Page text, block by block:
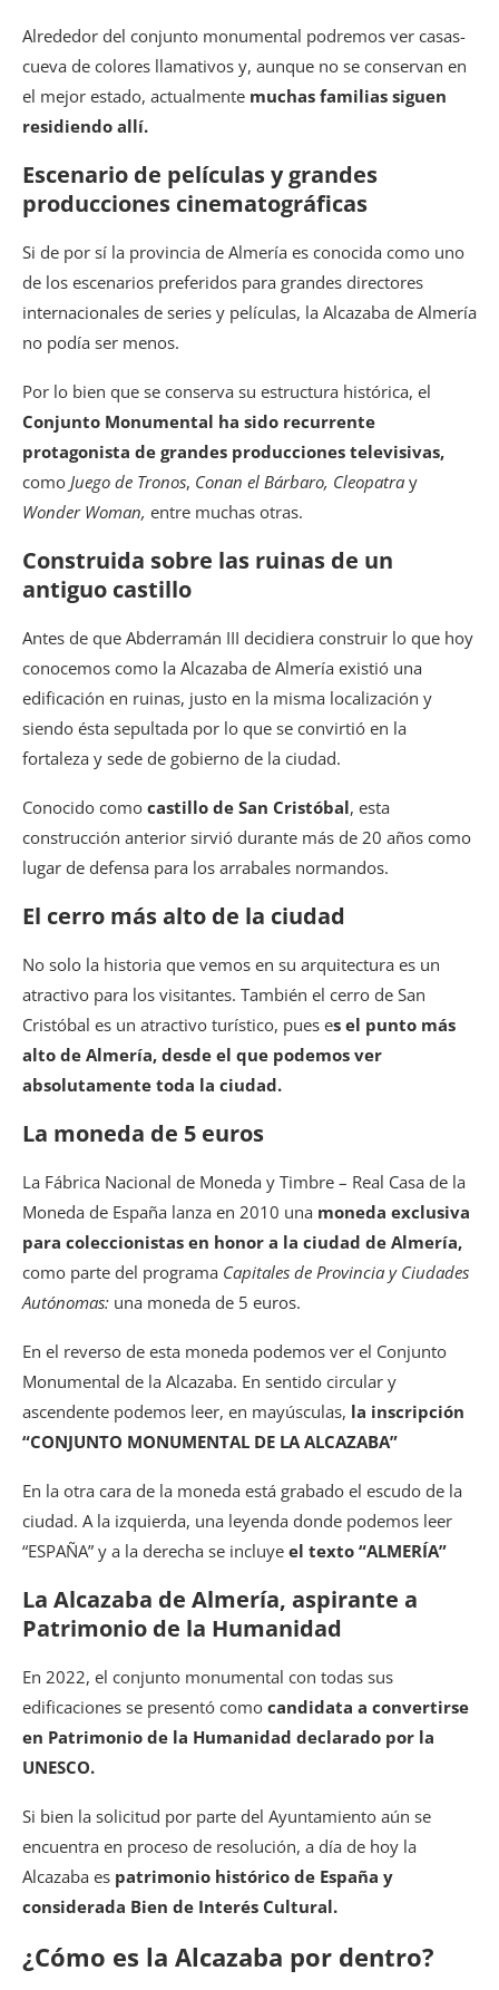
Alrededor del conjunto monumental podremos ver casas-
cueva de colores llamativos y, aunque no se conservan en
el mejor estado, actualmente muchas familias siguen
residiendo allí.
Escenario de películas y grandes
producciones cinematográficas
Si de por sí la provincia de Almería es conocida como uno
de los escenarios preferidos para grandes directores
internacionales de series y películas, la Alcazaba de Almería
no podía ser menos.
Por lo bien que se conserva su estructura histórica, el
Conjunto Monumental ha sido recurrente
protagonista de grandes producciones televisivas,
como Juego de Tronos, Conan el Bárbaro, Cleopatra y
Wonder Woman, entre muchas otras.
Construida sobre las ruinas de un
antiguo castillo
Antes de que Abderramán III decidiera construir lo que hoy
conocemos como la Alcazaba de Almería existió una
edificación en ruinas, justo en la misma localización y
siendo ésta sepultada por lo que se convirtió en la
fortaleza y sede de gobierno de la ciudad.
Conocido como castillo de San Cristóbal, esta
construcción anterior sirvió durante más de 20 años como
lugar de defensa para los arrabales normandos.
El cerro más alto de la ciudad
No solo la historia que vemos en su arquitectura es un
atractivo para los visitantes. También el cerro de San
Cristóbal es un atractivo turístico, pues es el punto más
alto de Almería, desde el que podemos ver
absolutamente toda la ciudad.
La moneda de 5 euros
La Fábrica Nacional de Moneda y Timbre – Real Casa de la
Moneda de España lanza en 2010 una moneda exclusiva
para coleccionistas en honor a la ciudad de Almería,
como parte del programa Capitales de Provincia y Ciudades
Autónomas: una moneda de 5 euros.
En el reverso de esta moneda podemos ver el Conjunto
Monumental de la Alcazaba. En sentido circular y
ascendente podemos leer, en mayúsculas, la inscripción
“CONJUNTO MONUMENTAL DE LA ALCAZABA”
En la otra cara de la moneda está grabado el escudo de la
ciudad. A la izquierda, una leyenda donde podemos leer
“ESPAÑA” y a la derecha se incluye el texto “ALMERÍA”
La Alcazaba de Almería, aspirante a
Patrimonio de la Humanidad
En 2022, el conjunto monumental con todas sus
edificaciones se presentó como candidata a convertirse
en Patrimonio de la Humanidad declarado por la
UNESCO.
Si bien la solicitud por parte del Ayuntamiento aún se
encuentra en proceso de resolución, a día de hoy la
Alcazaba es patrimonio histórico de España y
considerada Bien de Interés Cultural.
¿Cómo es la Alcazaba por dentro?